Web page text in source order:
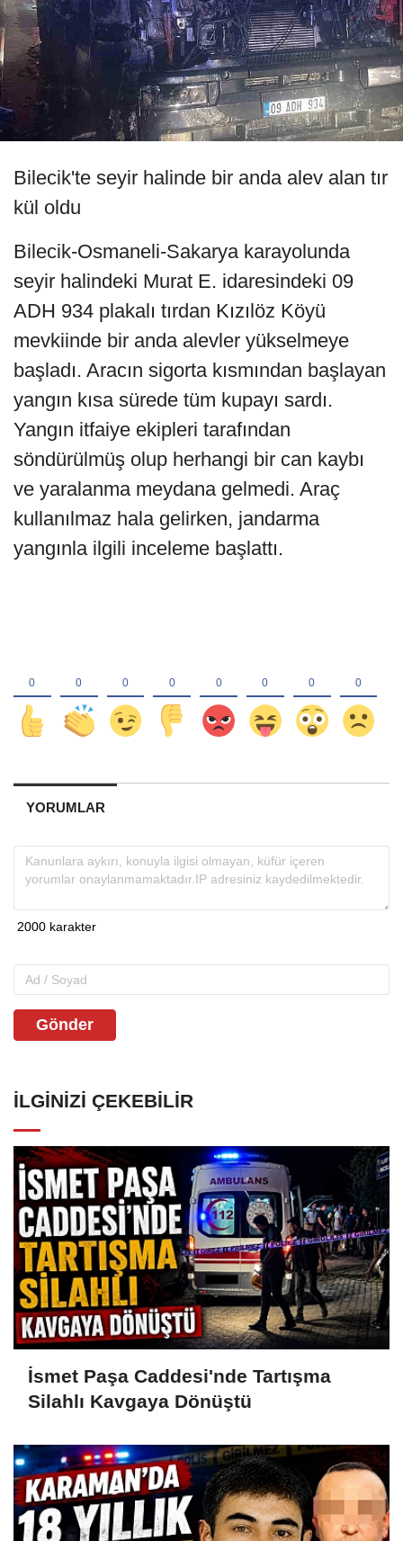
Bilecik'te seyir halinde bir anda alev alan tır
kül oldu
Bilecik-Osmaneli-Sakarya karayolunda
seyir halindeki Murat E. idaresindeki 09
ADH 934 plakalı tırdan Kızılöz Köyü
mevkiinde bir anda alevler yükselmeye
başladı. Aracın sigorta kısmından başlayan
yangın kısa sürede tüm kupayı sardı.
Yangın itfaiye ekipleri tarafından
söndürülmüş olup herhangi bir can kaybı
ve yaralanma meydana gelmedi. Araç
kullanılmaz hala gelirken, jandarma
yangınla ilgili inceleme başlattı.
YORUMLAR
Gönder
İLGINIZI ÇEKEBILIR
İsmet Paşa Caddesi'nde Tartışma
Silahlı Kavgaya Dönüştü